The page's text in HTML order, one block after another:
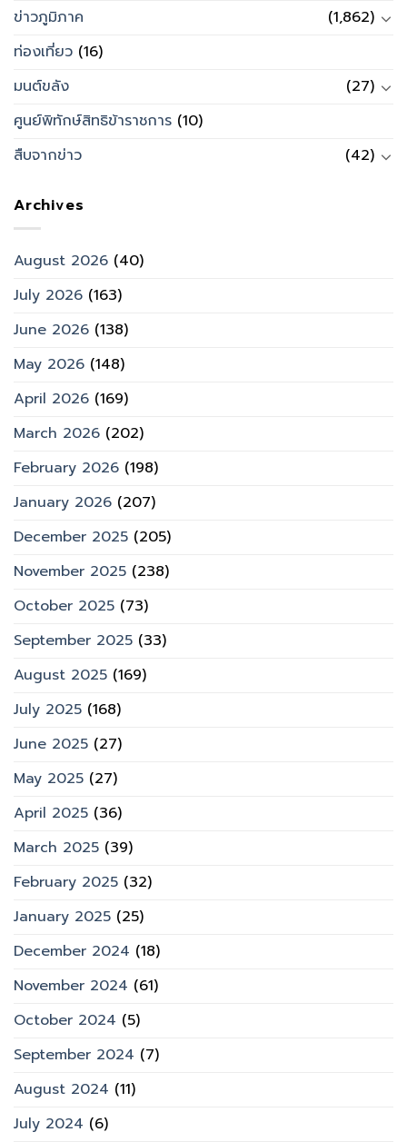
ข่าวภูมิภาค
(1,862)
ท่องเที่ยว (16)
มนต์ขลัง
(27)
ศูนย์พิทักษ์สิทธิข้าราชการ (10)
สืบจากข่าว
(42)
Archives
August 2026 (40)
July 2026 (163)
June 2026 (138)
May 2026 (148)
April 2026 (169)
March 2026 (202)
February 2026 (198)
January 2026 (207)
December 2025 (205)
November 2025 (238)
October 2025 (73)
September 2025 (33)
August 2025 (169)
July 2025 (168)
June 2025 (27)
May 2025 (27)
April 2025 (36)
March 2025 (39)
February 2025 (32)
January 2025 (25)
December 2024 (18)
November 2024 (61)
October 2024 (5)
September 2024 (7)
August 2024 (11)
July 2024 (6)